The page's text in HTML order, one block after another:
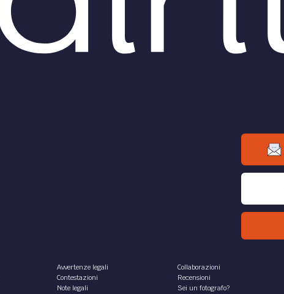
Avvertenze legali
Contestazioni
Note legali
Collaborazioni
Recensioni
Sei un fotografo?